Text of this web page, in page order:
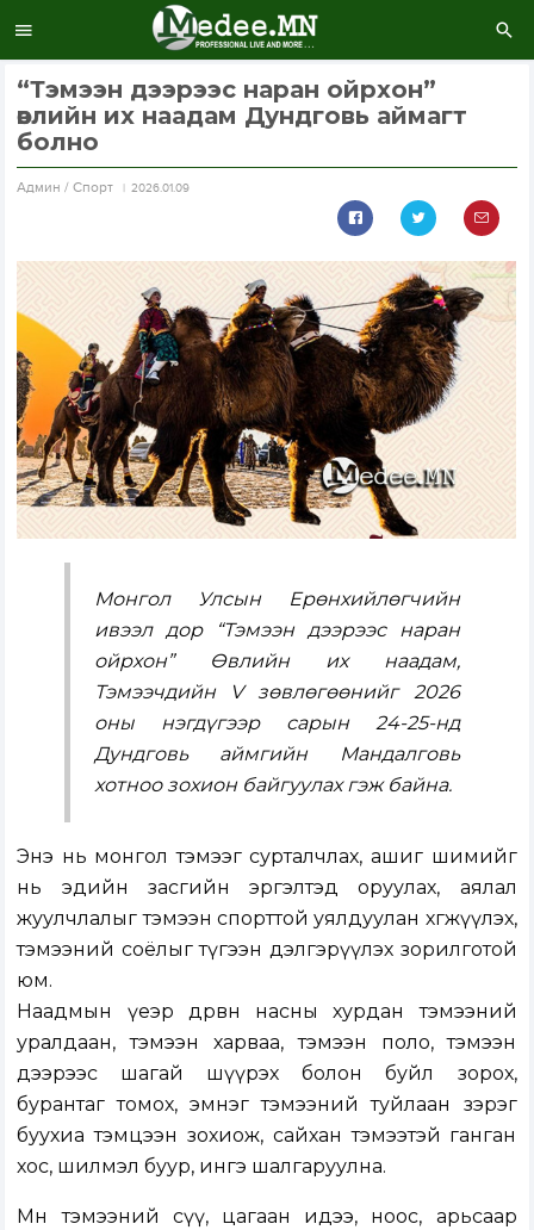
“Тэмээн дээрээс наран ойрхон”
өвлийн их наадам Дундговь аймагт
болно
Aдмин / Спорт 2026.01.09
Монгол Улсын Ерөнхийлөгчийн
ивээл дор “Тэмээн дээрээс наран
ойрхон” Өвлийн их наадам,
Тэмээчдийн V зөвлөгөөнийг 2026
оны нэгдүгээр сарын 24-25-нд
Дундговь аймгийн Мандалговь
хотноо зохион байгуулах гэж байна.
Энэ нь монгол тэмээг сурталчлах, ашиг шимийг
нь эдийн засгийн эргэлтэд оруулах, аялал
жуулчлалыг тэмээн спорттой уялдуулан хөгжүүлэх,
тэмээний соёлыг түгээн дэлгэрүүлэх зорилготой
юм.
Наадмын үеэр дөрвөн насны хурдан тэмээний
уралдаан, тэмээн харваа, тэмээн поло, тэмээн
дээрээс шагай шүүрэх болон буйл зорох,
бурантаг томох, эмнэг тэмээний туйлаан зэрэг
буухиа тэмцээн зохиож, сайхан тэмээтэй ганган
хос, шилмэл буур, ингэ шалгаруулна.
Мөн тэмээний сүү, цагаан идээ, ноос, арьсаар